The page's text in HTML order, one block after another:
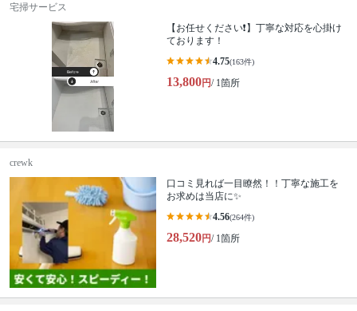
宅掃サービス
【お任せください❗️】丁寧な対応を心掛け
ております！
4.75(163件)
13,800円/ 1箇所
crewk
口コミ見れば一目瞭然！！丁寧な施工を
お求めは当店に✨
4.56(264件)
28,520円/ 1箇所